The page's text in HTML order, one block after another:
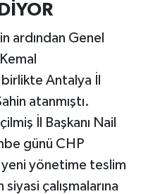
ardından Genel
Antalya İl
atanmıştı.
İl Başkanı Nail
günü CHP
yeni yönetime teslim
çalışmalarına